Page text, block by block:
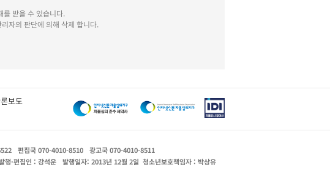
를 받을 수 있습니다.
자의 판단에 의해 삭제 합니다.
보도
편집국 070-4010-8510
광고국 070-4010-8511
행·편집인 : 강석운 발행일자: 2013년 12월 2일 청소년보호책임자 : 박상유